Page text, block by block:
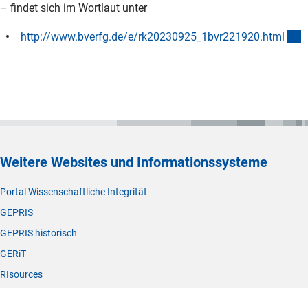
– findet sich im Wortlaut unter
http://www.bverfg.de/e/rk20230925_1bvr221920.html
Weitere Websites und Informationssysteme
Portal Wissenschaftliche Integrität
GEPRIS
GEPRIS historisch
GERiT
RIsources